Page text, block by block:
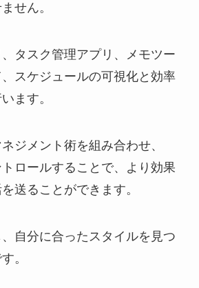
せん。
タスク管理アプリ、メモツー
スケジュールの可視化と効率
ます。
ジメント術を組み合わせ、
ロールすることで、より効果
送ることができます。
自分に合ったスタイルを見つ
。